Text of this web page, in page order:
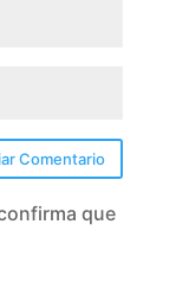
que